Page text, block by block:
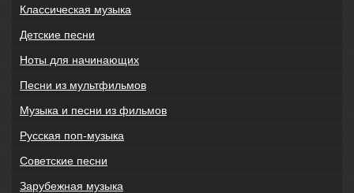
Классическая музыка
Детские песни
Ноты для начинающих
Песни из мультфильмов
Музыка и песни из фильмов
Русская поп-музыка
Советские песни
Зарубежная музыка